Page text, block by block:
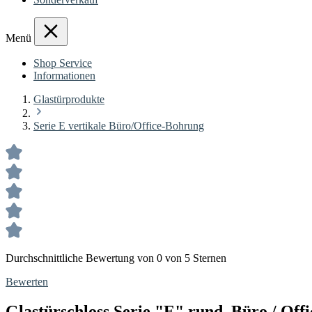
Menü
Shop Service
Informationen
Glastürprodukte
Serie E vertikale Büro/Office-Bohrung
Durchschnittliche Bewertung von 0 von 5 Sternen
Bewerten